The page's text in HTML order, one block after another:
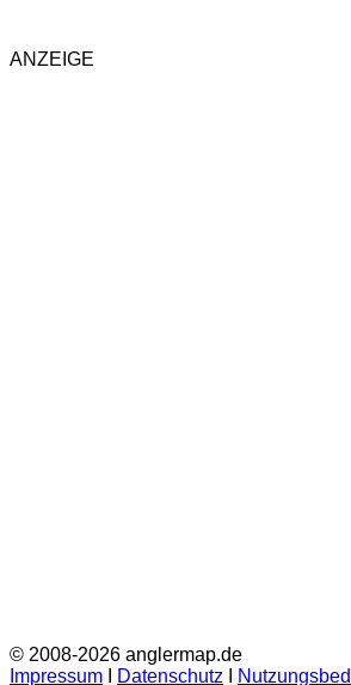
ANZEIGE
© 2008-2026 anglermap.de
Impressum
Datenschutz